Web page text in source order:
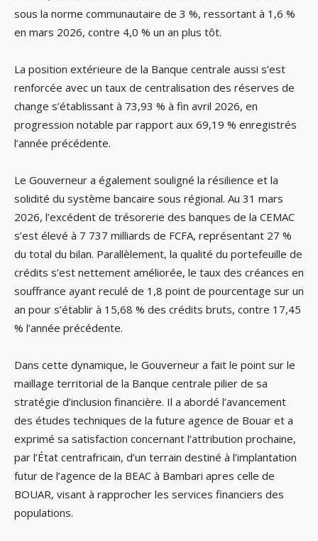
sous la norme communautaire de 3 %, ressortant à 1,6 %
en mars 2026, contre 4,0 % un an plus tôt.
La position extérieure de la Banque centrale aussi s’est
renforcée avec un taux de centralisation des réserves de
change s’établissant à 73,93 % à fin avril 2026, en
progression notable par rapport aux 69,19 % enregistrés
l’année précédente.
Le Gouverneur a également souligné la résilience et la
solidité du système bancaire sous régional. Au 31 mars
2026, l’excédent de trésorerie des banques de la CEMAC
s’est élevé à 7 737 milliards de FCFA, représentant 27 %
du total du bilan. Parallèlement, la qualité du portefeuille de
crédits s’est nettement améliorée, le taux des créances en
souffrance ayant reculé de 1,8 point de pourcentage sur un
an pour s’établir à 15,68 % des crédits bruts, contre 17,45
% l’année précédente.
Dans cette dynamique, le Gouverneur a fait le point sur le
maillage territorial de la Banque centrale pilier de sa
stratégie d’inclusion financière. Il a abordé l’avancement
des études techniques de la future agence de Bouar et a
exprimé sa satisfaction concernant l’attribution prochaine,
par l’État centrafricain, d’un terrain destiné à l’implantation
futur de l’agence de la BEAC à Bambari apres celle de
BOUAR, visant à rapprocher les services financiers des
populations.